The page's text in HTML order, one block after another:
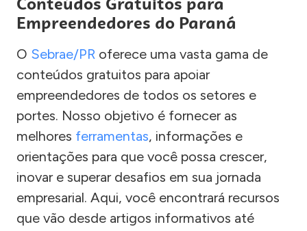
Empreendedores do Paraná
O Sebrae/PR oferece uma vasta gama de
conteúdos gratuitos para apoiar
empreendedores de todos os setores e
portes. Nosso objetivo é fornecer as
melhores ferramentas, informações e
orientações para que você possa crescer,
inovar e superar desafios em sua jornada
empresarial. Aqui, você encontrará recursos
que vão desde artigos informativos até